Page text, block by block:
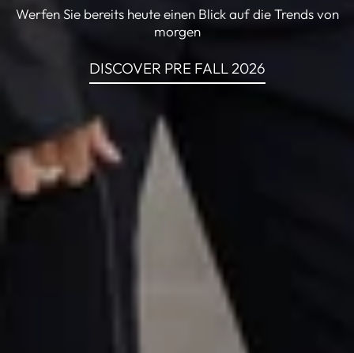
Werfen Sie bereits heute einen Blick auf die Trends von
morgen
DISCOVER PRE FALL 2026